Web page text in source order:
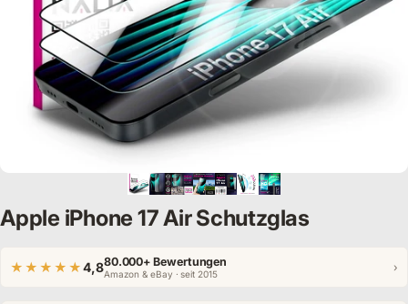
Apple iPhone 17 Air Schutzglas
★★★★★4,880.000+ Bewertungen
Amazon & eBay · seit 2015 ›